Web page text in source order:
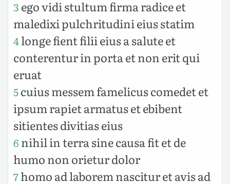
3 ego vidi stultum firma radice et
maledixi pulchritudini eius statim
4longe fient filii eius a salute et
conterentur in porta et non erit qui
eruat
5cuius messem famelicus comedet et
ipsum rapiet armatus et ebibent
sitientes divitias eius
6 nihil in terra sine causa fit et de
humo non orietur dolor
7homo ad laborem nascitur et avis ad